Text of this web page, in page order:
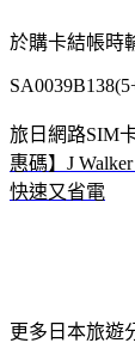
於購卡結帳時
旅日網路SIM
惠碼】J
快速又省電
更多日本旅遊